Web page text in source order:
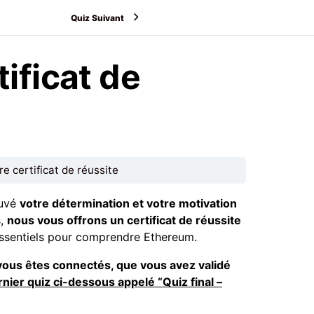
Quiz Suivant
de
certificat de réussite
votre détermination et votre motivation
nous vous offrons un certificat de réussite
pour comprendre Ethereum.
êtes connectés, que vous avez validé
quiz ci-dessous appelé “Quiz final –